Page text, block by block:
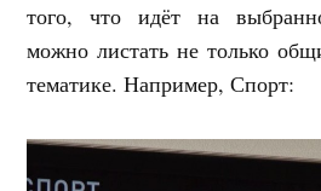
того, что идёт на
можно листать не только
тематике. Например, Спорт: